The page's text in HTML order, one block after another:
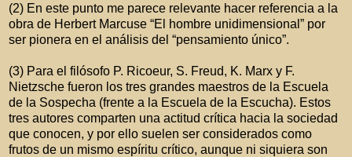
(2) En este punto me parece relevante hacer referencia a la
obra de Herbert Marcuse “El hombre unidimensional” por
ser pionera en el análisis del “pensamiento único”.
(3) Para el filósofo P. Ricoeur, S. Freud, K. Marx y F.
Nietzsche fueron los tres grandes maestros de la Escuela
de la Sospecha (frente a la Escuela de la Escucha). Estos
tres autores comparten una actitud crítica hacia la sociedad
que conocen, y por ello suelen ser considerados como
frutos de un mismo espíritu crítico, aunque ni siquiera son